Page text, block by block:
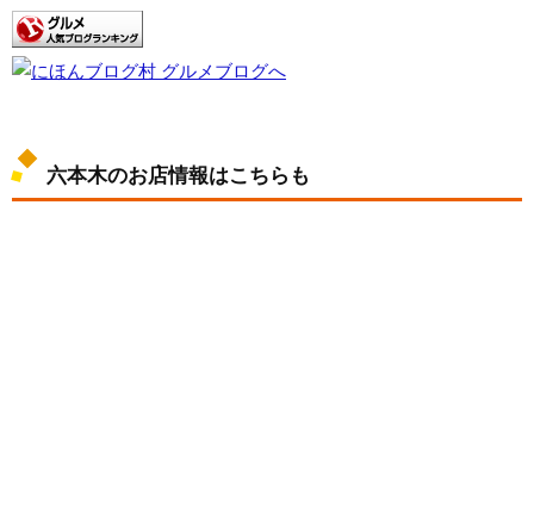
六本木のお店情報はこちらも